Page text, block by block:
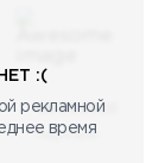
08.05.2023
Научный
:(
рекламной
время